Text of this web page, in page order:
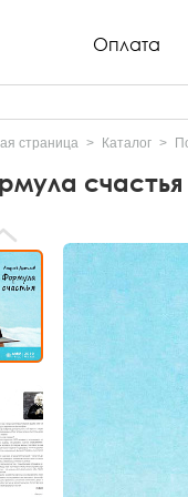
Оплата
страница Каталог
счастья